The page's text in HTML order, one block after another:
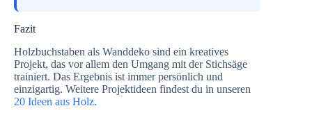
Fazit
Holzbuchstaben als Wanddeko sind ein kreatives
Projekt, das vor allem den Umgang mit der Stichsäge
trainiert. Das Ergebnis ist immer persönlich und
einzigartig. Weitere Projektideen findest du in unseren
20 Ideen aus Holz.